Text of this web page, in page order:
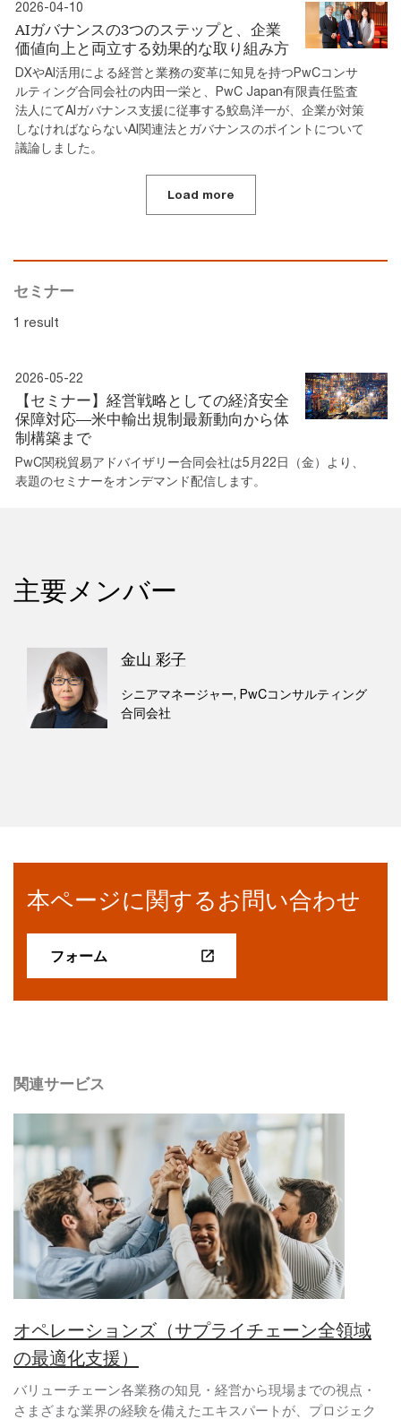
2026-04-10
AIガバナンスの3つのステップと、企業
価値向上と両立する効果的な取り組み方
DXやAI活用による経営と業務の変革に知見を持つPwCコンサ
ルティング合同会社の内田一栄と、PwC Japan有限責任監査
法人にてAIガバナンス支援に従事する鮫島洋一が、企業が対策
しなければならないAI関連法とガバナンスのポイントについて
議論しました。
Load more
セミナー
1 result
2026-05-22
【セミナー】経営戦略としての経済安全
保障対応―米中輸出規制最新動向から体
制構築まで
PwC関税貿易アドバイザリー合同会社は5月22日（金）より、
表題のセミナーをオンデマンド配信します。
主要メンバー
金山 彩子
シニアマネージャー, PwCコンサルティング
合同会社
本ページに関するお問い合わせ
フォーム
関連サービス
オペレーションズ（サプライチェーン全領域
の最適化支援）
バリューチェーン各業務の知見・経営から現場までの視点・
さまざまな業界の経験を備えたエキスパートが、プロジェク